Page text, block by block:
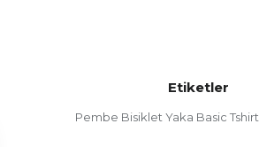
Etiketler
Pembe Bisiklet Yaka Basic Tshirt